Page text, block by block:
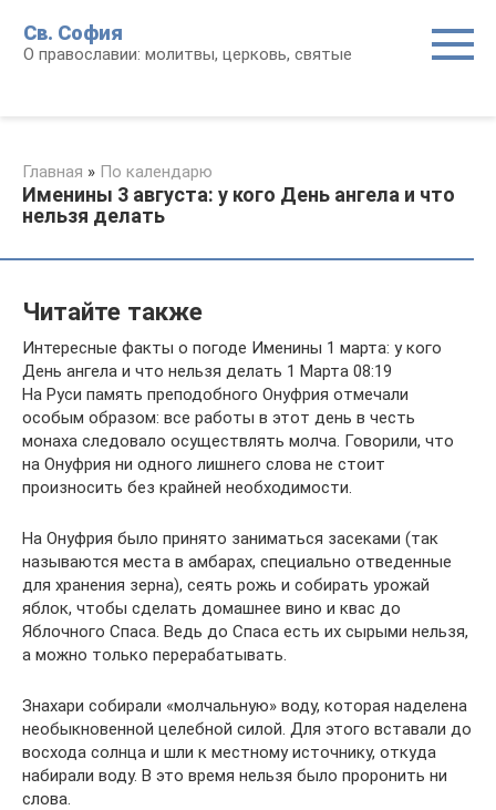
контенту
Св. София
О православии: молитвы, церковь, святые
Главная » По календарю
Именины 3 августа: у кого День ангела и что
нельзя делать
Читайте также
Интересные факты о погоде Именины 1 марта: у кого
День ангела и что нельзя делать 1 Марта 08:19
На Руси память преподобного Онуфрия отмечали
особым образом: все работы в этот день в честь
монаха следовало осуществлять молча. Говорили, что
на Онуфрия ни одного лишнего слова не стоит
произносить без крайней необходимости.
На Онуфрия было принято заниматься засеками (так
называются места в амбарах, специально отведенные
для хранения зерна), сеять рожь и собирать урожай
яблок, чтобы сделать домашнее вино и квас до
Яблочного Спаса. Ведь до Спаса есть их сырыми нельзя,
а можно только перерабатывать.
Знахари собирали «молчальную» воду, которая наделена
необыкновенной целебной силой. Для этого вставали до
восхода солнца и шли к местному источнику, откуда
набирали воду. В это время нельзя было проронить ни
слова.